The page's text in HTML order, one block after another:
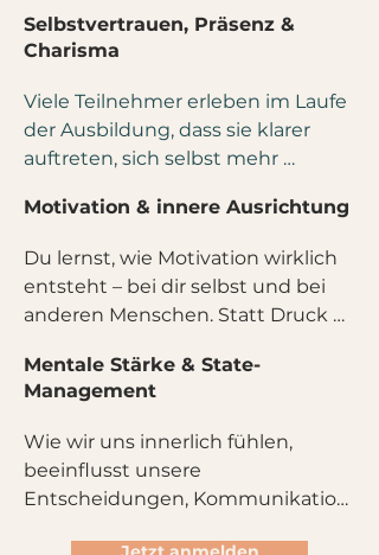
bewusster und wirkungsvoller zu
kommunizieren - im Beruf, in
Beziehungen, in Führung oder im
Alltag.
Selbstvertrauen, Präsenz &
Charisma
Viele Teilnehmer erleben im Laufe
der Ausbildung, dass sie klarer
auftreten, sich selbst mehr
wirken. Alte Selbstzweifel verlieren
werden oft einfacher, ehrlicher
und lebendiger.
Motivation & innere Ausrichtung
Du lernst, wie Motivation wirklich
entsteht – bei dir selbst und bei
anderen Menschen. Statt Druck
darum, innere Klarheit, Freude
und eine stärkere Verbindung zu
den eigenen Zielen zu entwickeln.
Mentale Stärke & State-
Management
Wie wir uns innerlich fühlen,
beeinflusst unsere
Entscheidungen, Kommunikation